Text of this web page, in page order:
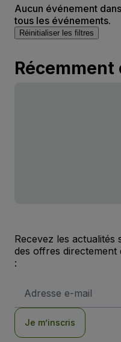
Aucun événement
tous les événements.
Réinitialiser les filtres
Recevez les actualités
des offres
:
e-
Je m’inscris